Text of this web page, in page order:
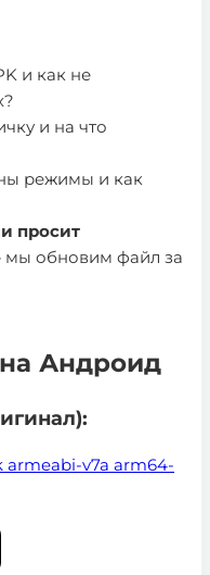
и как не
и на что
режимы и как
просит
обновим файл за
Андроид
armeabi-v7a arm64-